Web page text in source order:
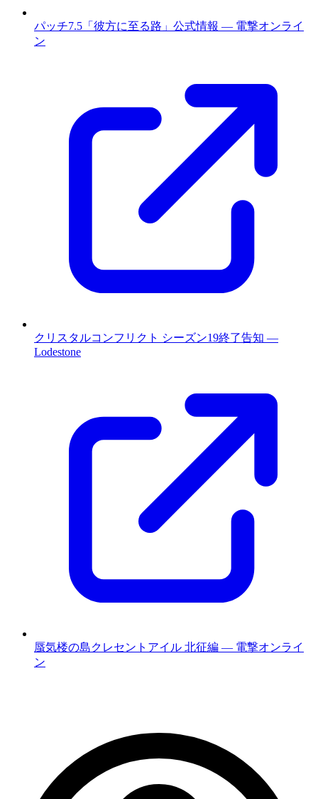
パッチ7.5「彼方に至る路」公式情報 — 電撃オンライ
ン
クリスタルコンフリクト シーズン19終了告知 —
Lodestone
蜃気楼の島クレセントアイル 北征編 — 電撃オンライ
ン